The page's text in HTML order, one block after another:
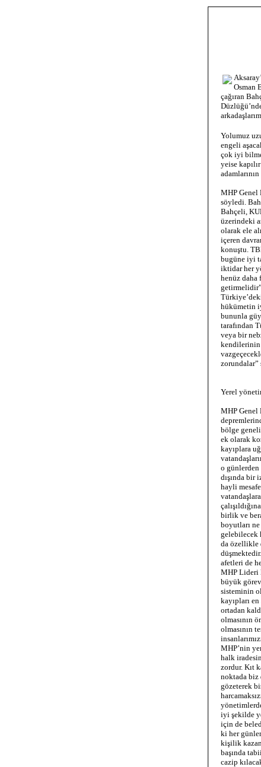
Osman
çağıran
Yolumuz
engeli
çok iyi
yeise
MHP Genel
söyledi.
Bahçeli,
üzerindeki
olarak ele
içeren
konuştu.
bugüne iyi
iktidar her
henüz daha
hükümetin
bununla
tarafından
veya bir
kendilerinin
Yerel
MHP Genel
bölge
ek olarak
kayıplara
o günlerden
dışında bir
hayli
birlik ve
boyutları
gelebilecek
da özellikle
afetleri de
MHP Lideri
büyük
sisteminin
kayıpları
ortadan
olmasının
olmasının
MHP’nin
halk
zordur. Kıt
noktada biz
gözeterek
iyi şekilde
için de
ki her
kişilik
başında
cazip